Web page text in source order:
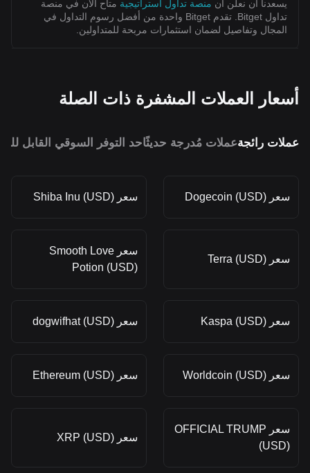
يسعدنا أن نعلن أن منصة تداول استراتيجية متاح الآن في منصة
تداول Bitget. تقدم Bitget واحدة من أفضل رسوم التداول في
المجال وتفاصيل لضمان استثمارات مربحة للمتداولين.
أسعار العملات المشفرة ذات الصلة
عملات رائجةعملات مُدرجة حديثًاحد التوفر السوقي القابل
سعر Dogecoin (USD) سعر Shiba Inu (USD)
سعر Terra (USD)
سعر Smooth Love
Potion (USD)
سعر Kaspa (USD) سعر dogwifhat (USD)
سعر Worldcoin (USD) سعر Ethereum (USD)
سعر OFFICIAL TRUMP
(USD)
سعر XRP (USD)